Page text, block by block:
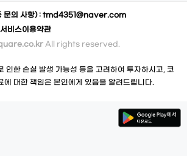
문의 사항) : tmd4351@naver.com
서비스이용약관
All rights reserved.
인한 손실 발생 가능성 등을 고려하여 투자하시고, 코
에 대한 책임은 본인에게 있음을 알려드립니다.